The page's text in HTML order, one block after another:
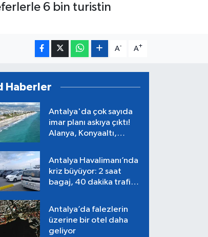
6 bin turistin
A- A+
Haberler
Antalya'da çok sayıda
imar planı askıya çıktı!
Alanya, Konyaaltı,
Antalya Havalimanı’nda
kriz büyüyor: 2 saat
bagaj, 40 dakika trafik,
Antalya’da falezlerin
üzerine bir otel daha
geliyor